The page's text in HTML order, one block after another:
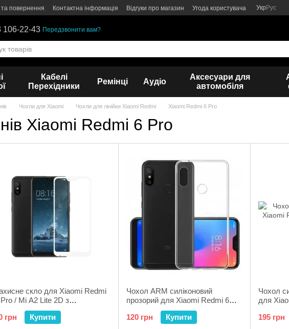
повернення Контактна інформація Відгуки про магазин Угода користувача Укр Рус
106-22-43 Передзвонити вам?
Кабелі
Перехідники
Ремінці Аудіо
Аксесуари для
автомобіля
Чохли для Xiaomi Чохли для лінійки Xiaomi Redmi Xiaomi Redmi 6 Pro
Xiaomi Redmi 6 Pro
скло для Xiaomi Redmi
/ Mi A2 Lite 2D з
по рамці біла
White
грн Купити
Чохол ARM силіконовий
прозорий для Xiaomi Redmi 6
Pro / Mi A2 Lite
120 грн
Купити
Чохол
для
195 грн